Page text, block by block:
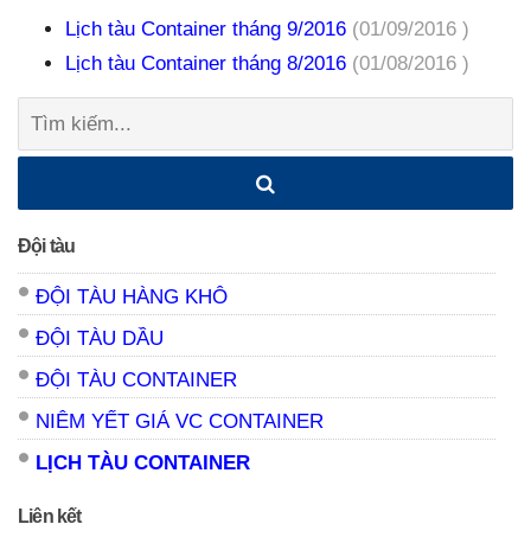
Lịch tàu Container tháng 9/2016 (01/09/2016 )
Lịch tàu Container tháng 8/2016 (01/08/2016 )
Tìm
kiếm:
Đội tàu
ĐỘI TÀU HÀNG KHÔ
ĐỘI TÀU DẦU
ĐỘI TÀU CONTAINER
NIÊM YẾT GIÁ VC CONTAINER
LỊCH TÀU CONTAINER
Liên kết